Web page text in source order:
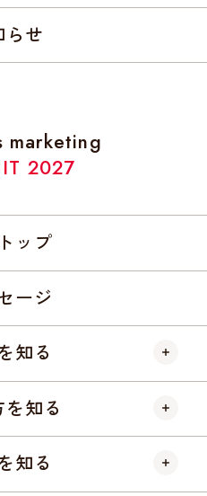
念・方針
らせ
marketing
2027
ップ
ージ
知る
ムについて
概要
知る
内容
知る